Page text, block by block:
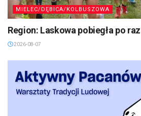
MIELEC/DĘBICA/KOLBUSZOWA
Region: Laskowa pobiegła po
2026-08-07